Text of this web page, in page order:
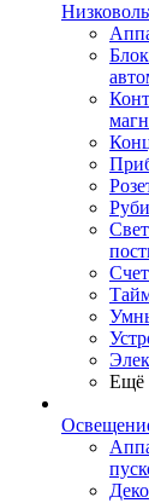
Ещё